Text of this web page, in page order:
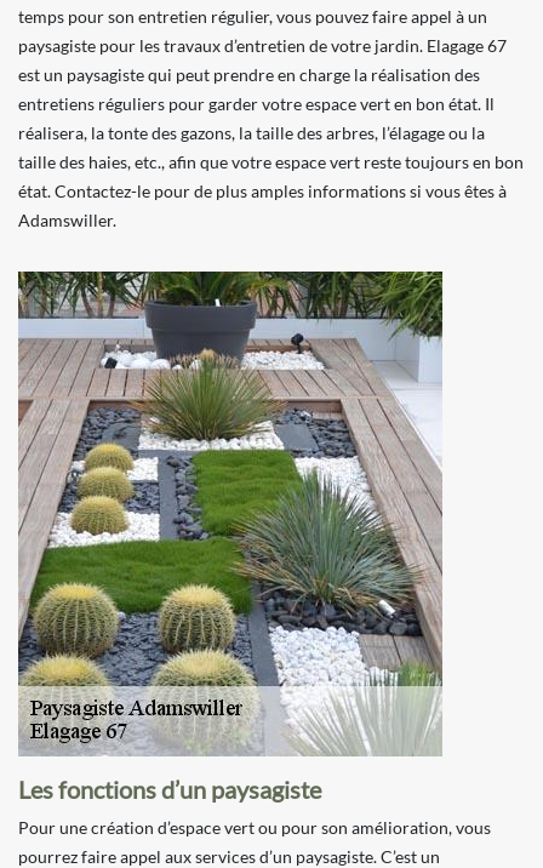
temps pour son entretien régulier, vous pouvez faire appel à un
paysagiste pour les travaux d’entretien de votre jardin. Elagage 67
est un paysagiste qui peut prendre en charge la réalisation des
entretiens réguliers pour garder votre espace vert en bon état. Il
réalisera, la tonte des gazons, la taille des arbres, l’élagage ou la
taille des haies, etc., afin que votre espace vert reste toujours en bon
état. Contactez-le pour de plus amples informations si vous êtes à
Adamswiller.
Les fonctions d’un paysagiste
Pour une création d’espace vert ou pour son amélioration, vous
pourrez faire appel aux services d’un paysagiste. C’est un